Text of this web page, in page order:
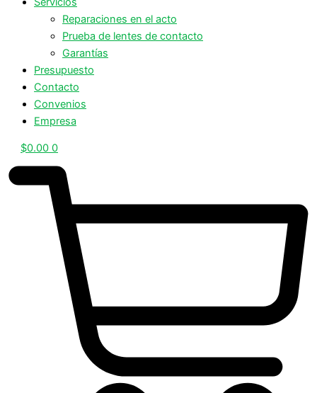
Reparaciones en el acto
Prueba de lentes de contacto
Garantías
Presupuesto
Contacto
Convenios
Empresa
$0.00 0